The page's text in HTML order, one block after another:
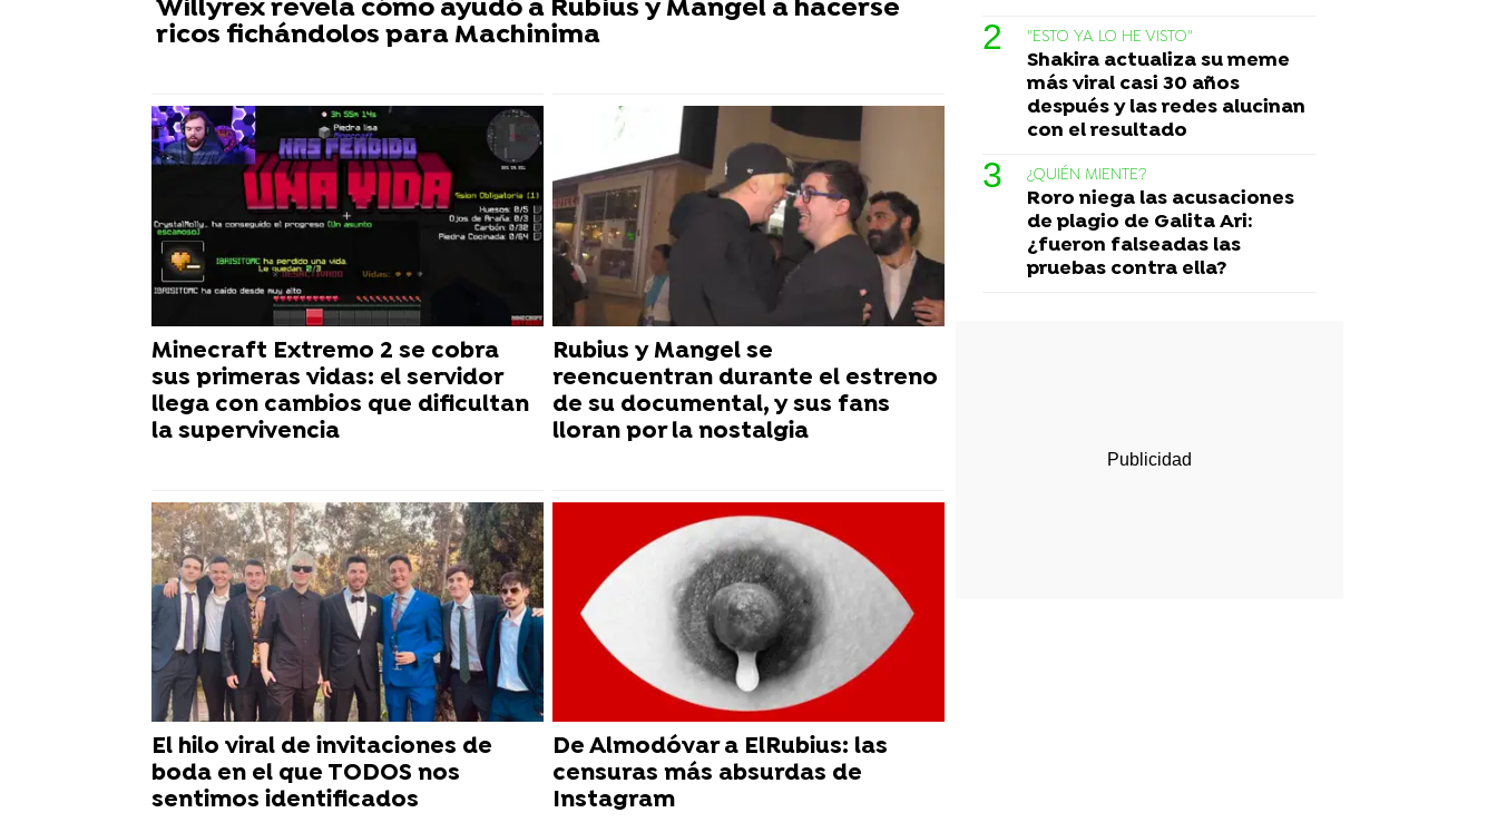
Willyrex revela cómo ayudó a Rubius y Mangel a hacerse
ricos fichándolos para Machinima
Minecraft Extremo 2 se cobra
sus primeras vidas: el servidor
llega con cambios que dificultan
la supervivencia
Rubius y Mangel se
reencuentran durante el estreno
de su documental, y sus fans
lloran por la nostalgia
El hilo viral de invitaciones de
boda en el que TODOS nos
sentimos identificados
De Almodóvar a ElRubius: las
censuras más absurdas de
Instagram
"ESTO YA LO HE VISTO"
Shakira actualiza su meme
más viral casi 30 años
después y las redes alucinan
con el resultado
¿QUIÉN MIENTE?
Roro niega las acusaciones
de plagio de Galita Ari:
¿fueron falseadas las
pruebas contra ella?